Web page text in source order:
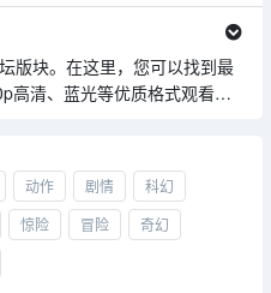
版块。在这里，您可以找到最
高清、蓝光等优质格式观看，
动作 剧情
科幻
惊险 冒险
奇幻